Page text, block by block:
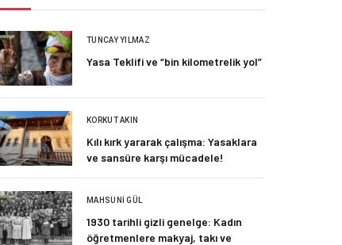
TUNCAY YILMAZ
Yasa Teklifi ve “bin kilometrelik yol”
KORKUT AKIN
Kılı kırk yararak çalışma: Yasaklara
ve sansüre karşı mücadele!
MAHSUNI GÜL
1930 tarihli gizli genelge: Kadın
öğretmenlere makyaj, takı ve